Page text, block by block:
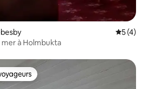
5 (4)
mer à Holmbukta
les plus appréciés